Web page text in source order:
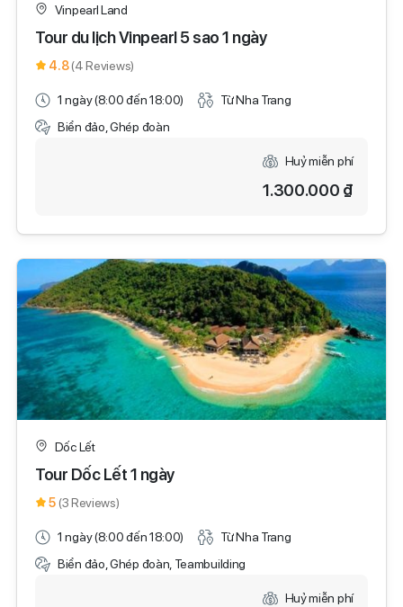
Vinpearl Land
Tour du lịch Vinpearl 5 sao 1 ngày
4.8(4 Reviews)
1 ngày (8:00 đến 18:00)
Từ Nha Trang
Biển đảo, Ghép đoàn
Huỷ miễn phí
1.300.000 ₫
Dốc Lết
Tour Dốc Lết 1 ngày
5 (3 Reviews)
1 ngày (8:00 đến 18:00)
Từ Nha Trang
Biển đảo, Ghép đoàn, Teambuilding
Huỷ miễn phí